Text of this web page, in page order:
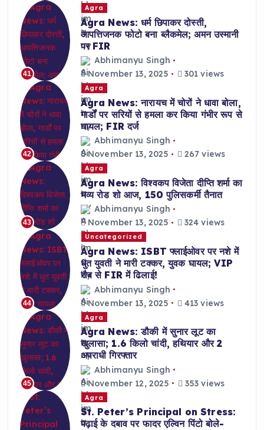
41
Agra
Agra News: धर्म छिपाकर दोस्ती,
आपत्तिजनक फोटो बना ब्लैकमेल; अमन उस्मानी
पर FIR
Abhimanyu Singh
November 13, 2025
301 views
42
Agra
Agra News: नारायच में चोरों ने धावा बोला,
गार्डों पर सरियों से हमला कर किया गंभीर रूप से
घायल; FIR दर्ज
Abhimanyu Singh
November 13, 2025
267 views
43
Agra
Agra News: विश्वकप विजेता दीप्ति शर्मा का
भव्य रोड शो आज, 150 पुलिसकर्मी तैनात
Abhimanyu Singh
November 13, 2025
324 views
44
Uncategorized
Agra News: ISBT फ्लाईओवर पर नशे में
धुत युवती ने मारी टक्कर, युवक घायल; VIP
रौब से FIR में ढिलाई!
Abhimanyu Singh
November 13, 2025
413 views
45
Agra
Agra News: डौकी में सुनार लूट का
खुलासा; 1.6 किलो चांदी, हथियार और 2
अपराधी गिरफ्तार
Abhimanyu Singh
November 12, 2025
353 views
Agra
St. Peter’s Principal on Stress:
पढ़ाई के दबाव पर फादर एल्विन पिंटो बोले-